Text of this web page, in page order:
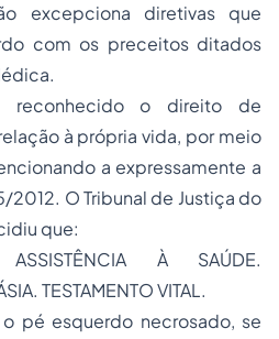
excepciona diretivas que
com os preceitos ditados
reconhecido o direito de
à própria vida, por meio
a expressamente a
2012. O Tribunal de Justiça do
que:
À SAÚDE.
TESTAMENTO VITAL.
pé esquerdo necrosado, se